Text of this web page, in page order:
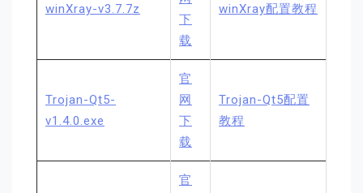
winXray-v3.7.7z
下
载
winXray配置教程
Trojan-Qt5-
v1.4.0.exe
官
网
下
载
Trojan-Qt5配置
教程
官